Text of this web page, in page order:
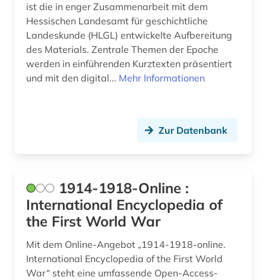
bautzen (1)
bauunternehmer (1)
bauwerk (1)
beamter (1)
beeinträchtigung (1)
ist die in enger Zusammenarbeit mit dem
Hessischen Landesamt für geschichtliche
Landeskunde (HLGL) entwickelte Aufbereitung
des Materials. Zentrale Themen der Epoche
werden in einführenden Kurztexten präsentiert
und mit den digital... Mehr Informationen
Zur Datenbank
1914-1918-Online :
International Encyclopedia of
the First World War
Mit dem Online-Angebot „1914-1918-online.
International Encyclopedia of the First World
War“ steht eine umfassende Open-Access-